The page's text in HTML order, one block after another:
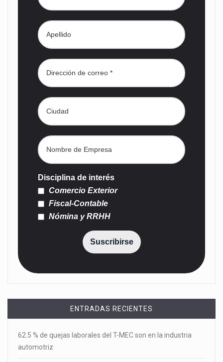
Disciplina de interés
Comercio Exterior
Fiscal-Contable
Nómina y RRHH
Suscribirse
ENTRADAS RECIENTES
62.5 % de quejas laborales del T-MEC son en la industria
automotriz